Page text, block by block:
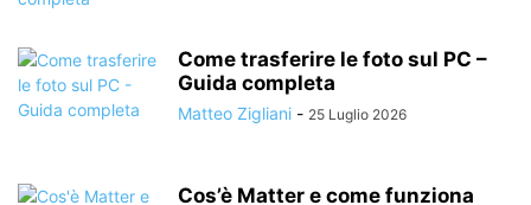
Come trasferire le foto sul PC –
Guida completa
Matteo Zigliani - 25 Luglio 2026
Cos’è Matter e come funziona